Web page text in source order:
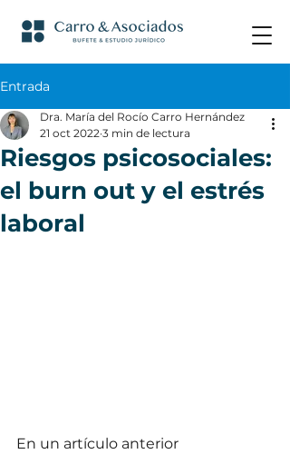
Entrada
Riesgos psicosociales:
el burn out y el estrés
laboral
Dra. María del Rocío Carro Hernández
21 oct 2022 3 min de lectura
En un artículo anterior